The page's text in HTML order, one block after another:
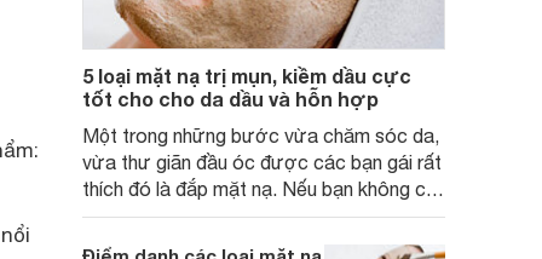
5 loại mặt nạ trị mụn, kiềm dầu cực
tốt cho cho da dầu và hỗn hợp
Một trong những bước vừa chăm sóc da,
vừa thư giãn đầu óc được các bạn gái rất
thích đó là đắp mặt nạ. Nếu bạn không có
thời gian hoặc không an tâm lắm về
nguyên liệu tự nhiên thì dưới đây là 5 loại